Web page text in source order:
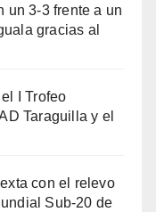
un 3-3 frente a un
gracias al
I Trofeo
Taraguilla y el
con el relevo
Sub-20 de